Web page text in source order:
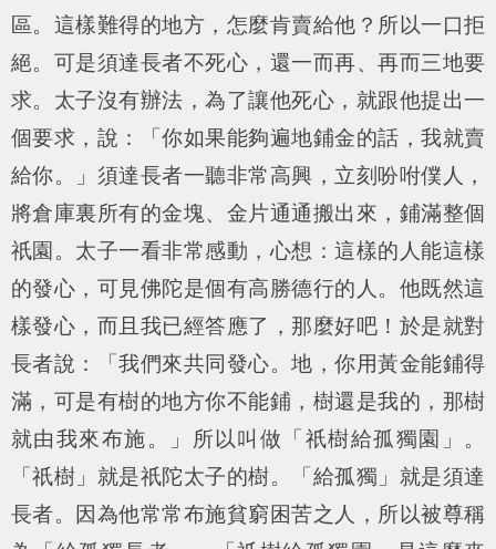
區。這樣難得的地方，怎麼肯賣給他？所以一口拒
絕。可是須達長者不死心，還一而再、再而三地要
求。太子沒有辦法，為了讓他死心，就跟他提出一
個要求，說：「你如果能夠遍地鋪金的話，我就賣
給你。」須達長者一聽非常高興，立刻吩咐僕人，
將倉庫裏所有的金塊、金片通通搬出來，鋪滿整個
祇園。太子一看非常感動，心想：這樣的人能這樣
的發心，可見佛陀是個有高勝德行的人。他既然這
樣發心，而且我已經答應了，那麼好吧！於是就對
長者說：「我們來共同發心。地，你用黃金能鋪得
滿，可是有樹的地方你不能鋪，樹還是我的，那樹
就由我來布施。」所以叫做「祇樹給孤獨園」。
「祇樹」就是祇陀太子的樹。「給孤獨」就是須達
長者。因為他常常布施貧窮困苦之人，所以被尊稱